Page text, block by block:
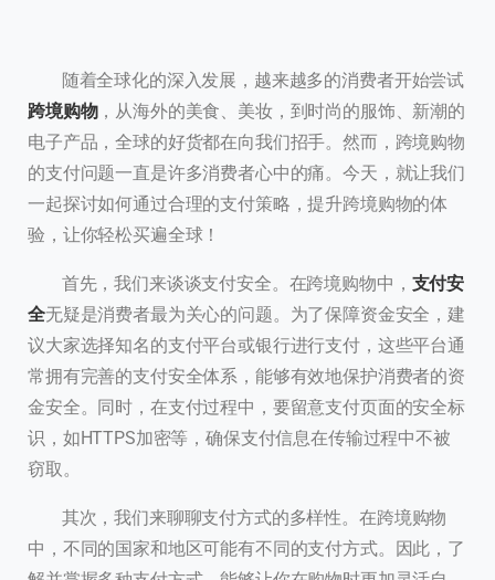
随着全球化的深入发展，越来越多的消费者开始尝试
跨境购物，从海外的美食、美妆，到时尚的服饰、新潮的
电子产品，全球的好货都在向我们招手。然而，跨境购物
的支付问题一直是许多消费者心中的痛。今天，就让我们
一起探讨如何通过合理的支付策略，提升跨境购物的体
验，让你轻松买遍全球！
首先，我们来谈谈支付安全。在跨境购物中， 支付安
全无疑是消费者最为关心的问题。为了保障资金安全，建
议大家选择知名的支付平台或银行进行支付，这些平台通
常拥有完善的支付安全体系，能够有效地保护消费者的资
金安全。同时，在支付过程中，要留意支付页面的安全标
识，如HTTPS加密等，确保支付信息在传输过程中不被
窃取。
其次，我们来聊聊支付方式的多样性。在跨境购物
中，不同的国家和地区可能有不同的支付方式。因此，了